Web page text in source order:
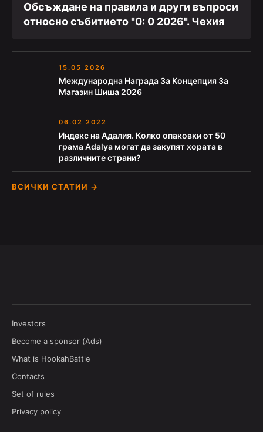
Обсъждане на правила и други въпроси
относно събитието "0: 0 2026". Чехия
15.05 2026
Международна Награда За Концепция За
Магазин Шиша 2026
06.02 2022
Индекс на Адалия. Колко опаковки от 50
грама Adalya могат да закупят хората в
различните страни?
ВСИЧКИ СТАТИИ →
Investors
Become a sponsor (Ads)
What is HookahBattle
Contacts
Set of rules
Privacy policy